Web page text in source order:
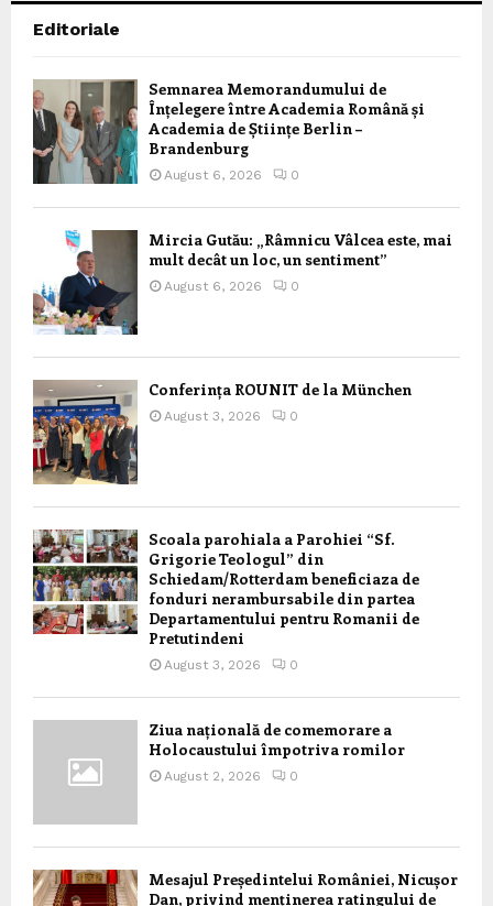
Editoriale
Semnarea Memorandumului de
Înțelegere între Academia Română și
Academia de Științe Berlin –
Brandenburg
August 6, 2026 0
Mircia Gutău: „Râmnicu Vâlcea este, mai
mult decât un loc, un sentiment”
August 6, 2026 0
Conferința ROUNIT de la München
August 3, 2026 0
Scoala parohiala a Parohiei “Sf.
Grigorie Teologul” din
Schiedam/Rotterdam beneficiaza de
fonduri nerambursabile din partea
Departamentului pentru Romanii de
Pretutindeni
August 3, 2026 0
Ziua națională de comemorare a
Holocaustului împotriva romilor
August 2, 2026 0
Mesajul Președintelui României, Nicușor
Dan, privind menținerea ratingului de